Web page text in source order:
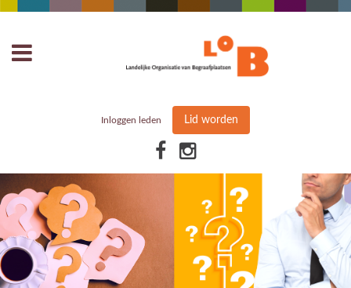
Inloggen leden Lid worden